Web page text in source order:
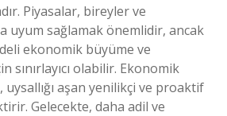
Piyasalar, bireyler ve
uyum sağlamak önemlidir, ancak
ekonomik büyüme ve
sınırlayıcı olabilir. Ekonomik
aşan yenilikçi ve proaktif
Gelecekte, daha adil ve